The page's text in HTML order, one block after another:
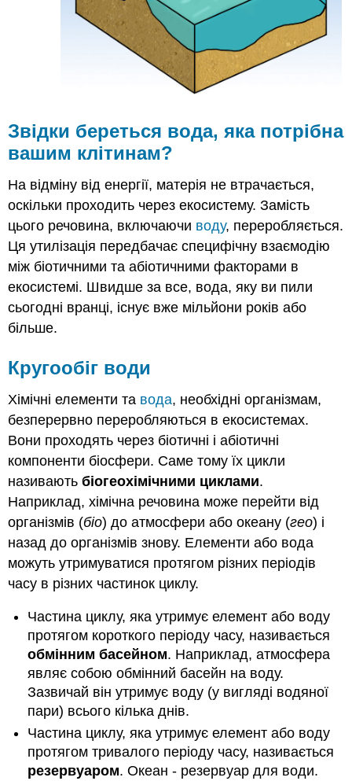
Звідки береться вода, яка потрібна
вашим клітинам?
На відміну від енергії, матерія не втрачається,
оскільки проходить через екосистему. Замість
цього речовина, включаючи воду, переробляється.
Ця утилізація передбачає специфічну взаємодію
між біотичними та абіотичними факторами в
екосистемі. Швидше за все, вода, яку ви пили
сьогодні вранці, існує вже мільйони років або
більше.
Кругообіг води
Хімічні елементи та вода, необхідні організмам,
безперервно переробляються в екосистемах.
Вони проходять через біотичні і абіотичні
компоненти біосфери. Саме тому їх цикли
називаютьбіогеохімічними циклами.
Наприклад, хімічна речовина може перейти від
організмів (біо) до атмосфери або океану (гео) і
назад до організмів знову. Елементи або вода
можуть утримуватися протягом різних періодів
часу в різних частинок циклу.
Частина циклу, яка утримує елемент або воду
протягом короткого періоду часу, називається
обмінним басейном. Наприклад, атмосфера
являє собою обмінний басейн на воду.
Зазвичай він утримує воду (у вигляді водяної
пари) всього кілька днів.
Частина циклу, яка утримує елемент або воду
протягом тривалого періоду часу, називається
резервуаром. Океан - резервуар для води.